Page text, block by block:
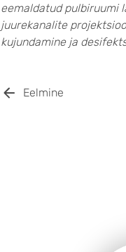
eemaldatud pulbiruumi
juurekanalite
kujundamine ja
Eelmine